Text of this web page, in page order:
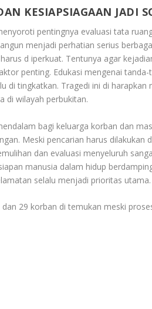
KESIAPSIAGAAN JADI
pentingnya evaluasi tata
menjadi perhatian serius
d iperkuat. Tentunya agar
penting. Edukasi mengenai
di tingkatkan. Tragedi ini di
di wilayah perbukitan.
bagi keluarga korban dan
Meski pencarian harus dilakukan
dan evaluasi menyeluruh
manusia dalam hidup
selalu menjadi prioritas utama.
29 korban di temukan meski